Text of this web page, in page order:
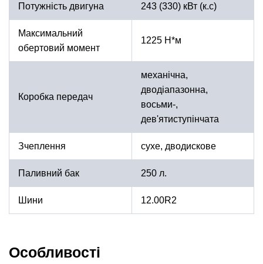
Потужність двигуна 243 (330) кВт (к.с)
Максимальний
обертовий момент
1225 Н*м
Коробка передач
механічна,
дводіапазонна,
восьми-,
дев'ятиступінчата
Зчеплення сухе, дводискове
Паливний бак 250 л.
Шини 12.00R2
Особливості